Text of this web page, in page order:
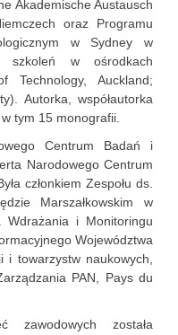
Akademische Austausch
oraz Programu
w Sydney w
szkoleń w ośrodkach
Technology, Auckland;
Autorka, współautorka
tym 15 monografii.
Centrum Badań i
Narodowego Centrum
członkiem Zespołu ds.
Marszałkowskim w
Wdrażania i Monitoringu
Województwa
i towarzystw naukowych,
PAN, Pays du
zawodowych została